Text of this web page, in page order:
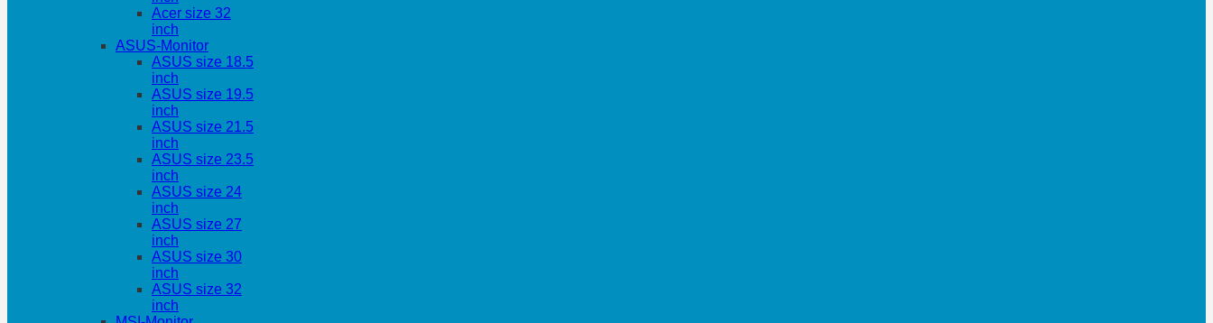
Acer size 32
inch
ASUS-Monitor
ASUS size 18.5
inch
ASUS size 19.5
inch
ASUS size 21.5
inch
ASUS size 23.5
inch
ASUS size 24
inch
ASUS size 27
inch
ASUS size 30
inch
ASUS size 32
inch